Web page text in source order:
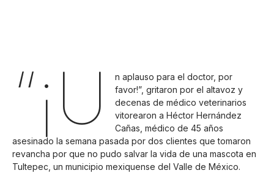
“¡U
n aplauso para el doctor, por
favor!”, gritaron por el altavoz y
decenas de médico veterinarios
vitorearon a Héctor Hernández
Cañas, médico de 45 años
asesinado la semana pasada por dos clientes que tomaron
revancha por que no pudo salvar la vida de una mascota en
Tultepec, un municipio mexiquense del Valle de México.